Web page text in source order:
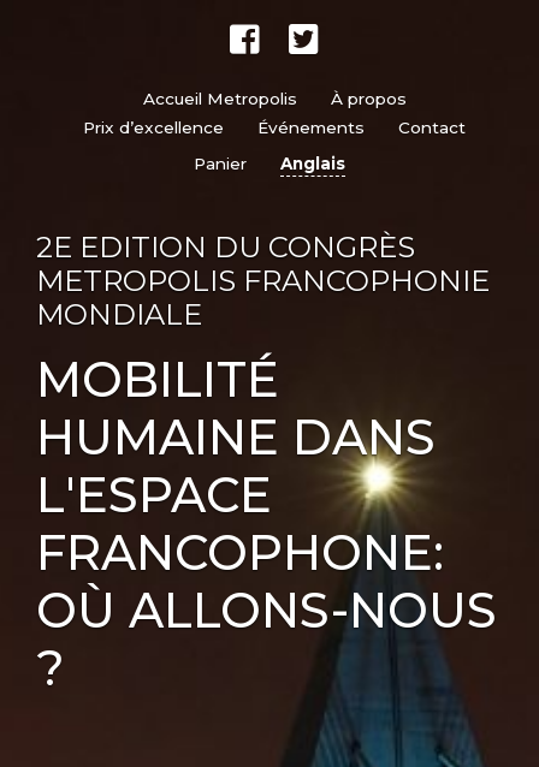
Accueil Metropolis
À propos
Prix d’excellence
Événements
Contact
Panier
Anglais
2E EDITION DU CONGRÈS
METROPOLIS FRANCOPHONIE
MONDIALE
MOBILITÉ
HUMAINE DANS
L'ESPACE
FRANCOPHONE:
OÙ ALLONS-NOUS
?